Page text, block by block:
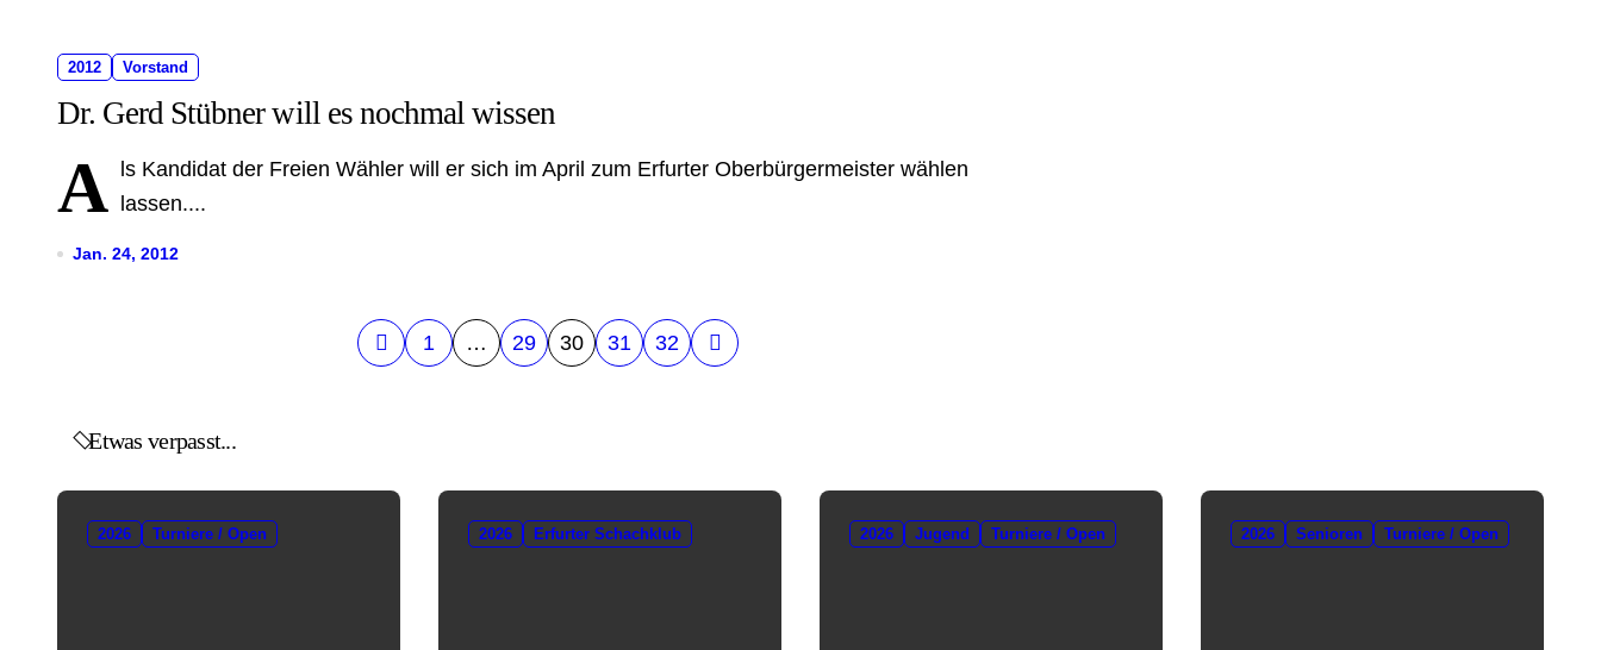
2012 Vorstand
Dr. Gerd Stübner will es nochmal wissen
A
ls Kandidat der Freien Wähler will er sich im April zum Erfurter Oberbürgermeister wählen
lassen....
Jan. 24, 2012
S
t
1 … 29 30 31 32
Etwas verpasst...
2026 Turniere / Open 2026 Erfurter Schachklub 2026 Jugend Turniere / Open 2026 Senioren Turniere / Open